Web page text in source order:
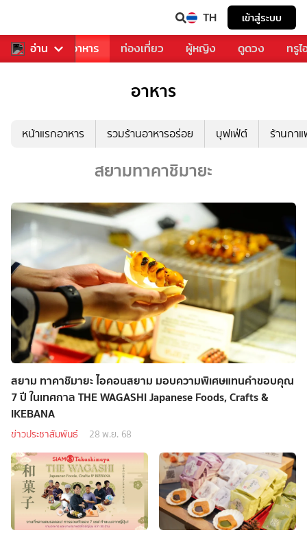
TH เข้าสู่ระบบ
อ่าน
การเพลง อาหาร ท่องเที่ยว ผู้หญิง ดูดวง ทรู
อาหาร
หน้าแรกอาหาร รวมร้านอาหารอร่อย บุฟเฟ่ต์ ร้านกา
สยามทาคาชิมายะ
สยาม ทาคาชิมายะ ไอคอนสยาม มอบความพิเศษแทนคำขอบคุณ
7 ปี ในเทศกาล THE WAGASHI Japanese Foods, Crafts &
IKEBANA
ข่าวประชาสัมพันธ์ 28 พ.ย. 68